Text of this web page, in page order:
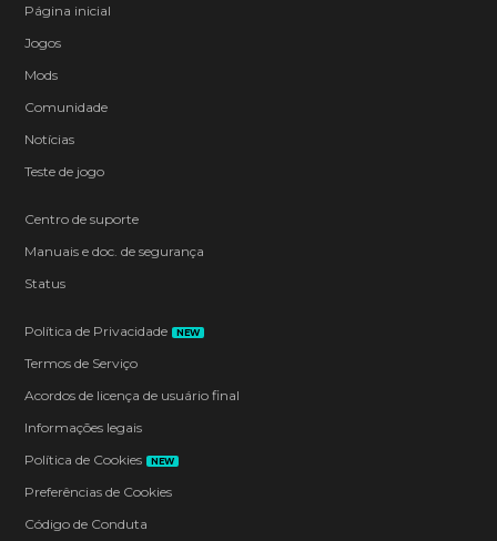
Página inicial
Jogos
Mods
Comunidade
Notícias
Teste de jogo
Centro de suporte
Manuais e doc. de segurança
Status
Política de Privacidade NEW
Termos de Serviço
Acordos de licença de usuário final
Informações legais
Política de Cookies
NEW
Preferências de Cookies
Código de Conduta